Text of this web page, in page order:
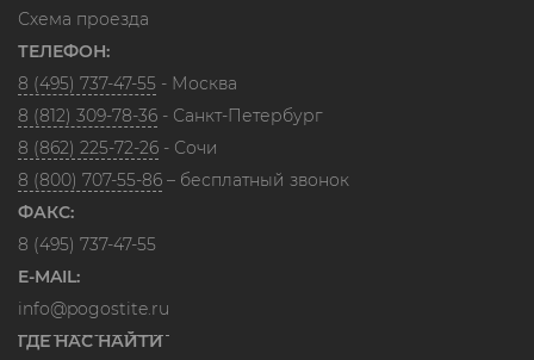
Схема проезда
ТЕЛЕФОН:
8 (495) 737-47-55 - Москва
8 (812) 309-78-36 - Санкт-Петербург
8 (862) 225-72-26 - Сочи
8 (800) 707-55-86 – бесплатный звонок
ФАКС:
8 (495) 737-47-55
E-MAIL:
info@pogostite.ru
ГДЕ НАС НАЙТИ